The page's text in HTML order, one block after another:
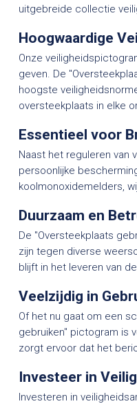
uitgebreide collectie
Hoogwaardige
Onze
geven. De
hoogste
oversteekplaats in elke
Essentieel voor
Naast het reguleren van
persoonlijke
koolmonoxidemelders,
Duurzaam en
De "Oversteekplaats
zijn tegen diverse
blijft in het leveren van
Veelzijdig in
Of het nu gaat om een
gebruiken" pictogram is
zorgt ervoor dat het
Investeer in
Investeren in